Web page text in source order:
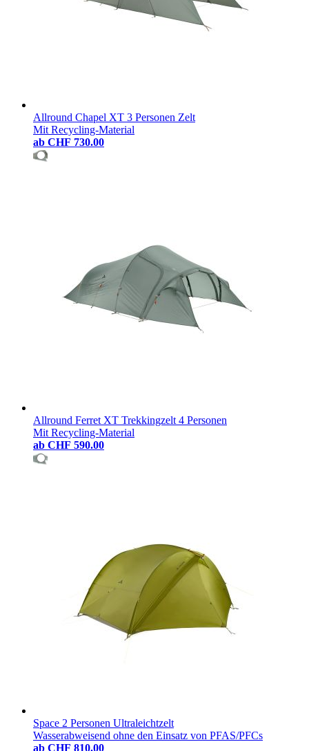
Allround Chapel XT 3 Personen Zelt
Mit Recycling-Material
ab CHF 730.00
Allround Ferret XT Trekkingzelt 4 Personen
Mit Recycling-Material
ab CHF 590.00
Space 2 Personen Ultraleichtzelt
Wasserabweisend ohne den Einsatz von PFAS/PFCs
ab CHF 810.00